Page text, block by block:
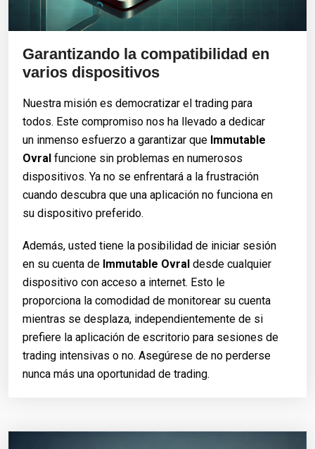
Garantizando la compatibilidad en
varios dispositivos
Nuestra misión es democratizar el trading para
todos. Este compromiso nos ha llevado a dedicar
un inmenso esfuerzo a garantizar que Immutable
Ovral funcione sin problemas en numerosos
dispositivos. Ya no se enfrentará a la frustración
cuando descubra que una aplicación no funciona en
su dispositivo preferido.
Además, usted tiene la posibilidad de iniciar sesión
en su cuenta de Immutable Ovral desde cualquier
dispositivo con acceso a internet. Esto le
proporciona la comodidad de monitorear su cuenta
mientras se desplaza, independientemente de si
prefiere la aplicación de escritorio para sesiones de
trading intensivas o no. Asegúrese de no perderse
nunca más una oportunidad de trading.